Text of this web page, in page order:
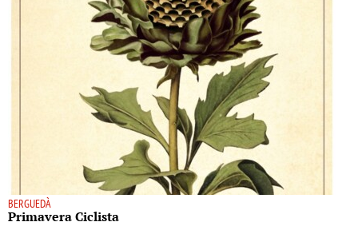
BERGUEDÀ
Primavera Ciclista